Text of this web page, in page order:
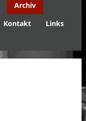
Archiv
Kontakt
Links